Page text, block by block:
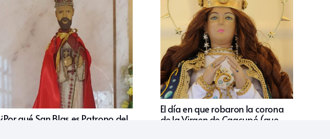
¿Por qué San Blas es Patrono del
El día en que robaron la corona
de la Virgen de Caacupé (que